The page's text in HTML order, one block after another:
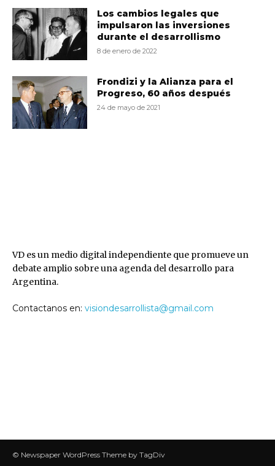
Los cambios legales que
impulsaron las inversiones
durante el desarrollismo
8 de enero de 2022
Frondizi y la Alianza para el
Progreso, 60 años después
24 de mayo de 2021
VD es un medio digital independiente que promueve un
debate amplio sobre una agenda del desarrollo para
Argentina.
Contactanos en: visiondesarrollista@gmail.com
© Newspaper WordPress Theme by TagDiv